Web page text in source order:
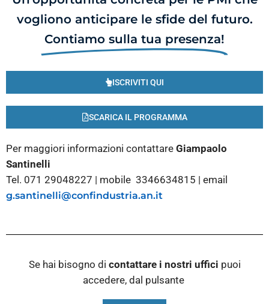
vogliono anticipare le sfide del futuro.
Contiamo sulla tua presenza!
ISCRIVITI QUI
SCARICA IL PROGRAMMA
Per maggiori informazioni contattare Giampaolo
Santinelli
Tel. 071 29048227 | mobile 3346634815 | email
g.santinelli@confindustria.an.it
Se hai bisogno di contattare i nostri uffici puoi
accedere, dal pulsante